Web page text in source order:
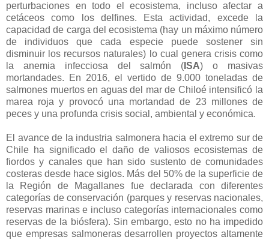
perturbaciones en todo el ecosistema, incluso afectar a
cetáceos como los delfines. Esta actividad, excede la
capacidad de carga del ecosistema (hay un máximo número
de individuos que cada especie puede sostener sin
disminuir los recursos naturales) lo cual genera crisis como
la anemia infecciosa del salmón ( ISA) o masivas
mortandades. En 2016, el vertido de 9.000 toneladas de
salmones muertos en aguas del mar de Chiloé intensificó la
marea roja y provocó una mortandad de 23 millones de
peces y una profunda crisis social, ambiental y económica.
El avance de la industria salmonera hacia el extremo sur de
Chile ha significado el daño de valiosos ecosistemas de
fiordos y canales que han sido sustento de comunidades
costeras desde hace siglos. Más del 50% de la superficie de
la Región de Magallanes fue declarada con diferentes
categorías de conservación (parques y reservas nacionales,
reservas marinas e incluso categorías internacionales como
reservas de la biósfera). Sin embargo, esto no ha impedido
que empresas salmoneras desarrollen proyectos altamente